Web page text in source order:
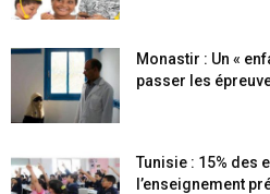
Monastir : Un «
passer les
Tunisie : 15% des
l’enseignement